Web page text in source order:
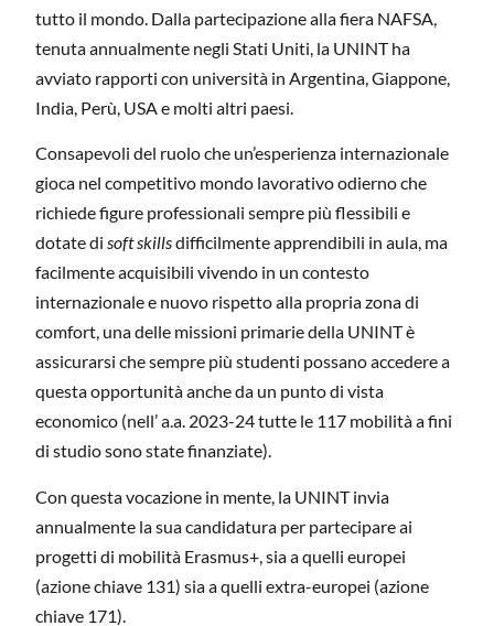
tutto il mondo. Dalla partecipazione alla fiera NAFSA,
tenuta annualmente negli Stati Uniti, la UNINT ha
avviato rapporti con università in Argentina, Giappone,
India, Perù, USA e molti altri paesi.
Consapevoli del ruolo che un’esperienza internazionale
gioca nel competitivo mondo lavorativo odierno che
richiede figure professionali sempre più flessibili e
dotate di soft skillsdifficilmente apprendibili in aula, ma
facilmente acquisibili vivendo in un contesto
internazionale e nuovo rispetto alla propria zona di
comfort, una delle missioni primarie della UNINT è
assicurarsi che sempre più studenti possano accedere a
questa opportunità anche da un punto di vista
economico (nell’ a.a. 2023-24 tutte le 117 mobilità a fini
di studio sono state finanziate).
Con questa vocazione in mente, la UNINT invia
annualmente la sua candidatura per partecipare ai
progetti di mobilità Erasmus+, sia a quelli europei
(azione chiave 131) sia a quelli extra-europei (azione
chiave 171).